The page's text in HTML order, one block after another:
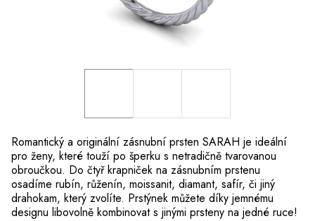
Romantický a originální zásnubní prsten SARAH je ideální
pro ženy, které touží po šperku s netradičně tvarovanou
obroučkou. Do čtyř krapniček na zásnubním prstenu
osadíme rubín, růženín, moissanit, diamant, safír, či jiný
drahokam, který zvolíte. Prstýnek můžete díky jemnému
designu libovolně kombinovat s jinými prsteny na jedné ruce!